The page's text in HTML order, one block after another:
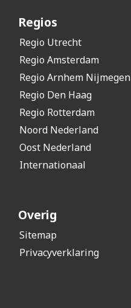
Regios
Regio Utrecht
Regio Amsterdam
Regio Arnhem Nijmegen
Regio Den Haag
Regio Rotterdam
Noord Nederland
Oost Nederland
Internationaal
Overig
Sitemap
Privacyverklaring